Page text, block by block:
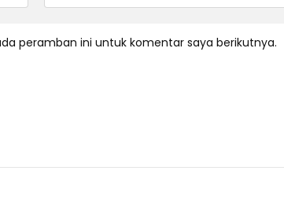
peramban ini untuk komentar saya berikutnya.